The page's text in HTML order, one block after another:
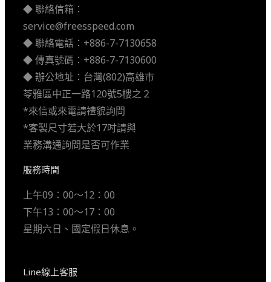
◆ 聯絡信箱：
service@freesspeed.com
◆ 聯絡電話：+886-7-7130658
◆ 傳真號碼：+886-7-7130600
◆ 辦公地址：台灣(802)高雄市
苓雅區中正一路120號5樓之２
*來信或來電請禮貌詢問
*客製尺寸若大於17吋請與
業務溝通詢問是否可作業
服務時間
上午09：00～12：00
下午13：00～17：00
星期六日、國定假日休息。
Line線上客服